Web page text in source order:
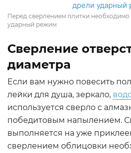
Перед сверлением плитки
ударный режим
Сверление
диаметра
Если вам нужно повесить
лейки для душа, зеркало,
используется сверло с
победитовым напылением.
выполняется на уже
сверлением облицовки